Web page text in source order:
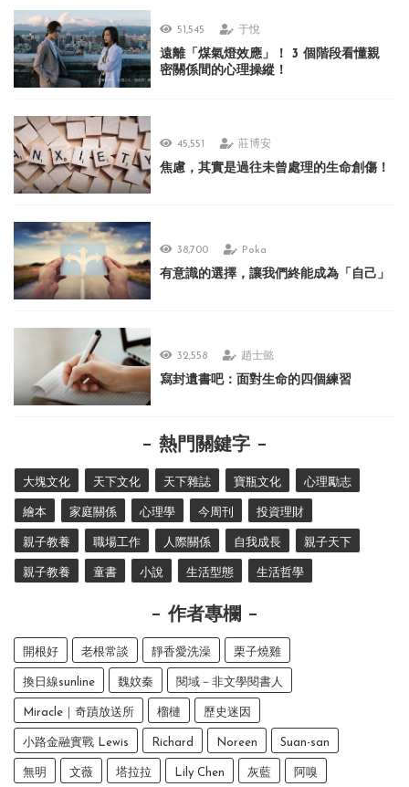
51,545 于悅
遠離「煤氣燈效應」！ 3 個階段看懂親
密關係間的心理操縱！
45,551 莊博安
焦慮，其實是過往未曾處理的生命創傷！
38,700 Poka
有意識的選擇，讓我們終能成為「自己」
32,558 趙士懿
寫封遺書吧：面對生命的四個練習
熱門關鍵字
大塊文化 天下文化 天下雜誌 寶瓶文化 心理勵志
繪本 家庭關係 心理學 今周刊 投資理財
親子教養 職場工作 人際關係 自我成長 親子天下
親子教養 童書 小說 生活型態 生活哲學
作者專欄
開根好 老根常談 靜香愛洗澡 栗子燒雞
換日線sunline 魏妏秦 閱域－非文學閱書人
Miracle｜奇蹟放送所 榴槤 歷史迷因
小路金融實戰 Lewis Richard Noreen Suan-san
無明 文薇 塔拉拉 Lily Chen 灰藍 阿嗅